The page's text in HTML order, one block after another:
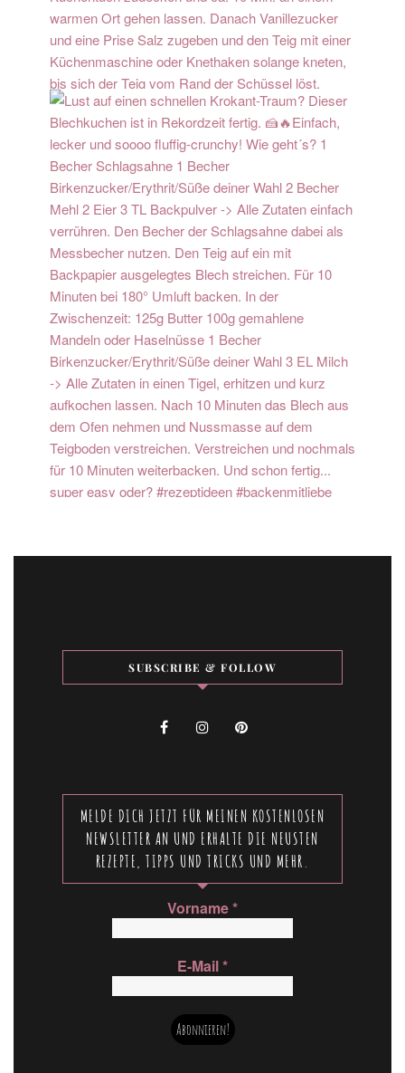
SUBSCRIBE & FOLLOW
MELDE DICH JETZT FÜR MEINEN KOSTENLOSEN
NEWSLETTER AN UND ERHALTE DIE NEUSTEN
REZEPTE, TIPPS UND TRICKS UND MEHR.
Vorname*
E-Mail*